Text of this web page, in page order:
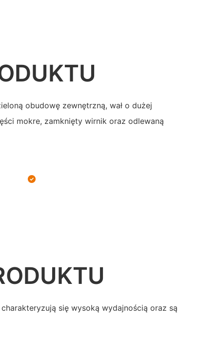
obudowę zewnętrzną, wał o dużej
mokre, zamknięty wirnik oraz odlewaną
się wysoką wydajnością oraz są